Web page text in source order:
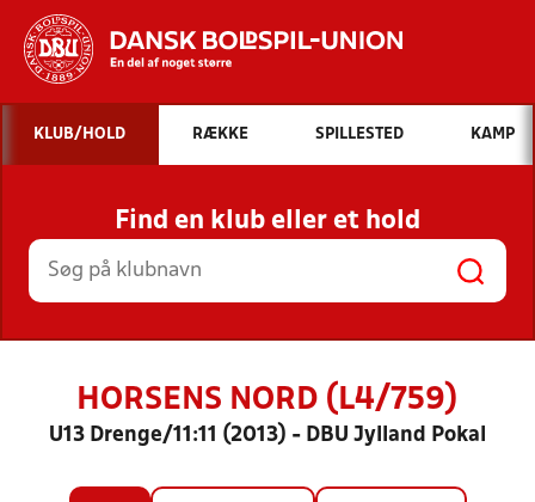
Hvad vil du søge efter?
INDHOLD OG NYHEDER
STILLINGER, RESULTATER, KLUBBER OG
HOLD
KLUB/HOLD RÆKKE SPILLESTED KAMP
Find en klub eller et hold
HORSENS NORD (L4/759)
U13 Drenge/11:11 (2013) - DBU Jylland Pokal